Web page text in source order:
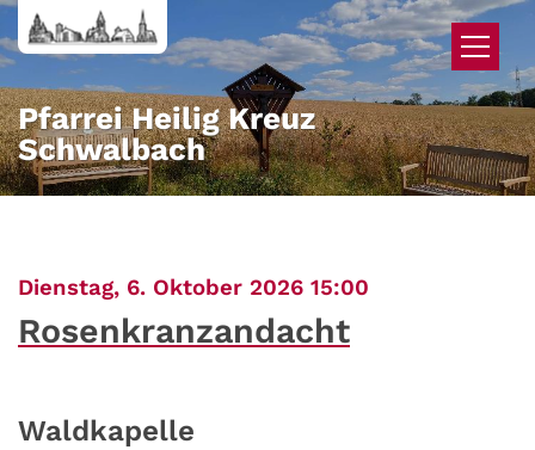
Zum Inhalt springen
Pfarrei Heilig Kreuz
Schwalbach
Dienstag, 6. Oktober 2026 15:00
Rosenkranzandacht
Waldkapelle